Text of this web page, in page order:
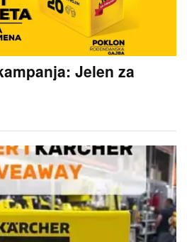
Jelen za